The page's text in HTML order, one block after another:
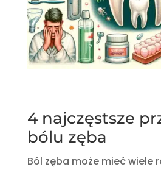
4 najczęstsze
bólu zęba
Ból zęba może mieć wiele